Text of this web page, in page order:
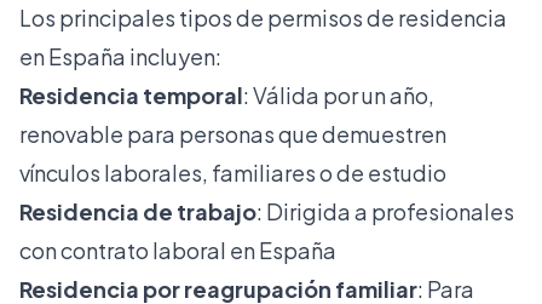
Los principales tipos de permisos de residencia
en España incluyen:
Residencia temporal: Válida por un año,
renovable para personas que demuestren
vínculos laborales, familiares o de estudio
Residencia de trabajo: Dirigida a profesionales
con contrato laboral en España
Residencia por reagrupación familiar: Para